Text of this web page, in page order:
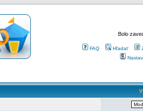
Bolo
FAQ Hľadať